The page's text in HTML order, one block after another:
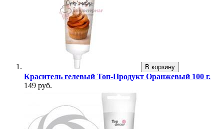
В корзину
Краситель гелевый Топ-Продукт Оранжевый 100 г.
149 руб.